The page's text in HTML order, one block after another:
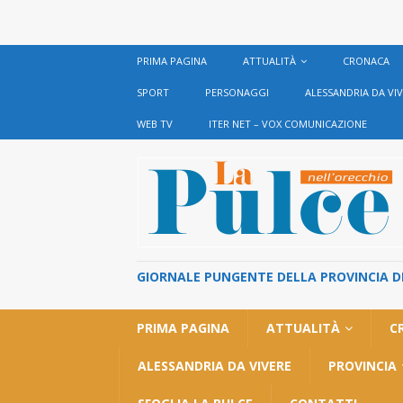
PRIMA PAGINA ATTUALITÀ CRONACA
SPORT PERSONAGGI ALESSANDRIA DA
WEB TV ITER NET – VOX COMUNICAZIONE
GIORNALE PUNGENTE DELLA PROVINCIA
PRIMA PAGINA ATTUALITÀ
ALESSANDRIA DA VIVERE PROVINCIA